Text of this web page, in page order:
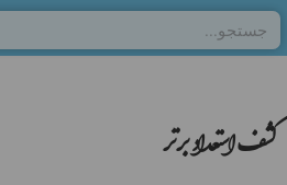
کشف استعداد برتر